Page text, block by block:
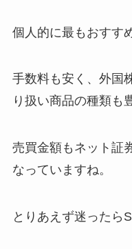
個人的に最もおすす
手数料も安く、外国
り扱い商品の種類も
売買金額もネット証
なっていますね。
とりあえず迷ったら